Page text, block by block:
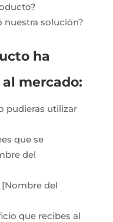
nuestra solución?
ha
mercado:
pudieras utilizar
que se
del
del
que recibes al